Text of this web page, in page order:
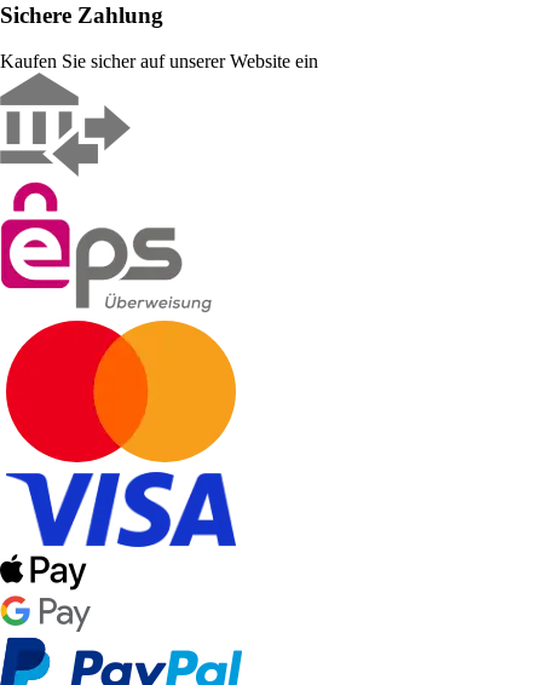
Sichere Zahlung
Kaufen Sie sicher auf unserer Website ein